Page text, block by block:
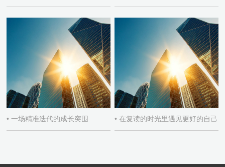
• 一场精准迭代的成长突围 • 在复读的时光里遇见更好的自己